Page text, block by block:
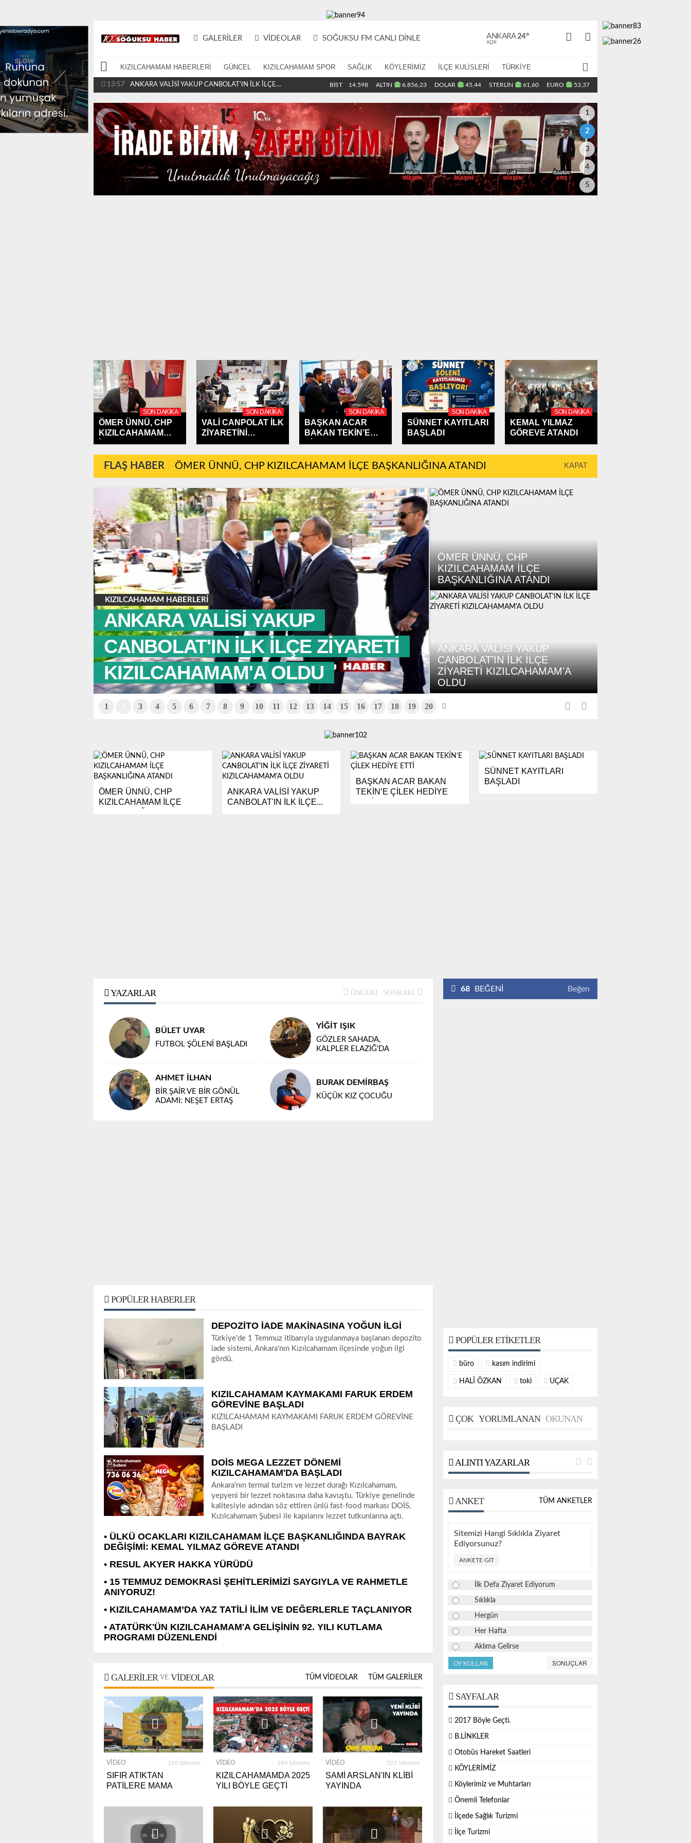
GALERILER VIDEOLAR SOĞUKSU FM CANLI DİNLE ANKARA24°
AÇIK
KIZILCAHAMAM HABERLERİ GÜNCEL KIZILCAHAMAM SPOR SAĞLIK KÖYLERİMİZ İLÇE KULİSLERİ TÜRKİYE
13:57 ANKARA VALİSİ YAKUP CANBOLAT'IN İLK İLÇE BİST 14.598 ALTIN 6.856,23 DOLAR 45,44 STERLİN 61,60 EURO 53,37
1
2
3
4
5
SON DAKIKA
ÖMER ÜNNÜ, CHP
KIZILCAHAMAM
İLÇE...
SON DAKIKA
VALİ CANPOLAT İLK
ZİYARETİNİ
KIZILCAHAMAM'A...
SON DAKIKA
BAŞKAN ACAR
BAKAN TEKİN’E
ÇİLEK...
SON DAKIKA
SÜNNET KAYITLARI
BAŞLADI
SON DAKIKA
KEMAL YILMAZ
GÖREVE ATANDI
FLAŞ HABER ÖMER ÜNNÜ, CHP KIZILCAHAMAM İLÇE BAŞKANLIĞINA ATANDI KAPAT
KIZILCAHAMAM HABERLERİ
ANKARA VALİSİ YAKUP
CANBOLAT'IN İLK İLÇE ZİYARETİ
KIZILCAHAMAM'A OLDU
1 3 4 5 6 7 8 9 10 11 12 13 14 15 16 17 18 19 20
ÖMER ÜNNÜ, CHP
KIZILCAHAMAM İLÇE
BAŞKANLIĞINA ATANDI
ANKARA VALİSİ YAKUP
CANBOLAT'IN İLK İLÇE
ZİYARETİ KIZILCAHAMAM'A
OLDU
ÖMER ÜNNÜ, CHP
KIZILCAHAMAM İLÇE
ANKARA VALİSİ YAKUP
CANBOLAT'IN İLK İLÇE...
BAŞKAN ACAR BAKAN
TEKİN’E ÇİLEK HEDİYE
SÜNNET KAYITLARI
BAŞLADI
YAZARLAR SONRAKI
ÖNCEKI
BÜLET UYAR
FUTBOL ŞÖLENİ BAŞLADI
YİĞİT IŞIK
GÖZLER SAHADA,
KALPLER ELAZIĞ'DA
AHMET İLHAN
BİR ŞAİR VE BİR GÖNÜL
ADAMI: NEŞET ERTAŞ
BURAK DEMİRBAŞ
KÜÇÜK KIZ ÇOCUĞU
POPÜLER HABERLER
DEPOZİTO İADE MAKİNASINA YOĞUN İLGİ
Türkiye'de 1 Temmuz itibarıyla uygulanmaya başlanan depozito
iade sistemi, Ankara'nın Kızılcahamam ilçesinde yoğun ilgi
gördü.
KIZILCAHAMAM KAYMAKAMI FARUK ERDEM
GÖREVİNE BAŞLADI
KIZILCAHAMAM KAYMAKAMI FARUK ERDEM GÖREVİNE
BAŞLADI
DOİS MEGA LEZZET DÖNEMİ
KIZILCAHAMAM'DA BAŞLADI
​​​​​​​Ankara'nın termal turizm ve lezzet durağı Kızılcahamam,
yepyeni bir lezzet noktasına daha kavuştu. Türkiye genelinde
kalitesiyle adından söz ettiren ünlü fast-food markası DOİS,
Kızılcahamam Şubesi ile kapılarını lezzet tutkunlarına açtı.
• ÜLKÜ OCAKLARI KIZILCAHAMAM İLÇE BAŞKANLIĞINDA BAYRAK
DEĞİŞİMİ: KEMAL YILMAZ GÖREVE ATANDI
• RESUL AKYER HAKKA YÜRÜDÜ
• 15 TEMMUZ DEMOKRASİ ŞEHİTLERİMİZİ SAYGIYLA VE RAHMETLE
ANIYORUZ!
• KIZILCAHAMAM’DA YAZ TATİLİ İLİM VE DEĞERLERLE TAÇLANIYOR
• ATATÜRK'ÜN KIZILCAHAMAM'A GELİŞİNİN 92. YILI KUTLAMA
PROGRAMI DÜZENLENDİ
GALERILER VE VIDEOLAR TÜM GALERILER
TÜM VIDEOLAR
VIDEO 160 İzlenme
SIFIR ATIKTAN
PATİLERE MAMA
VIDEO 189 İzlenme
KIZILCAHAMAMDA 2025
YILI BÖYLE GEÇTİ
VIDEO 321 İzlenme
SAMİ ARSLAN'IN KLİBİ
YAYINDA
68 BEĞENİ Beğen
POPÜLER ETIKETLER
büro kasım indirimi
HALİ ÖZKAN toki UÇAK
ÇOK YORUMLANAN OKUNAN
ALINTI YAZARLAR
ANKET TÜM ANKETLER
Sitemizi Hangi Sıklıkla Ziyaret
Ediyorsunuz?
ANKETE GIT
İlk Defa Ziyaret Ediyorum
Sıklıkla
Hergün
Her Hafta
Aklıma Gelirse
OY KULLAN SONUÇLAR
SAYFALAR
2017 Böyle Geçti.
B.LİNKLER
Otobüs Hareket Saatleri
KÖYLERİMİZ
Köylerimiz ve Muhtarları
Önemli Telefonlar
İlçede Sağlık Turizmi
İlçe Turizmi